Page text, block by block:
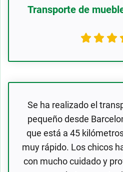
Transporte de
Se ha realizado el
pequeño desde
que está a 45
muy rápido. Los chicos
con mucho cuidado y